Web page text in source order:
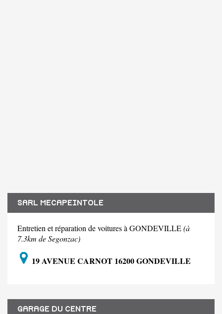
SARL MECAPEINTOLE
Entretien et réparation de voitures à GONDEVILLE(à
7.3km de Segonzac)
19 AVENUE CARNOT 16200 GONDEVILLE
GARAGE DU CENTRE